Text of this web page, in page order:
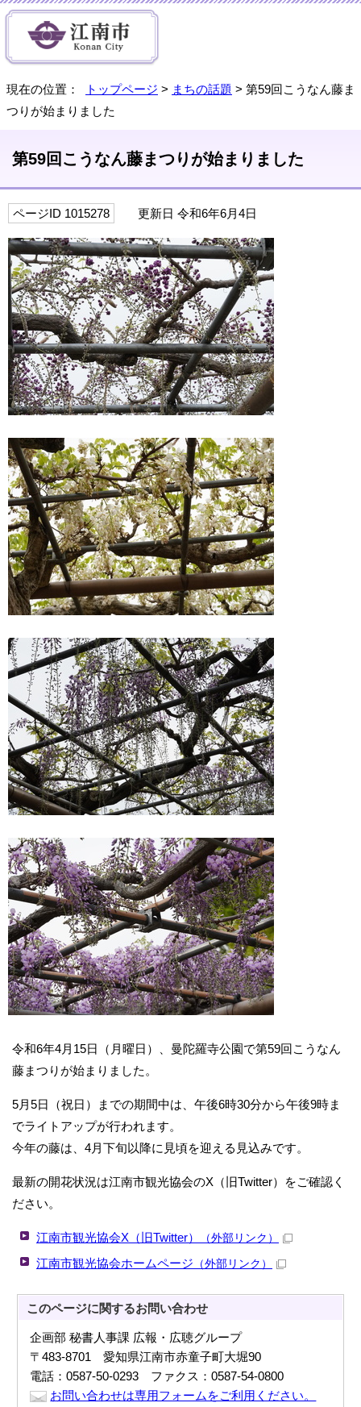
現在の位置： トップページ > まちの話題 > 第59回こうなん藤ま
つりが始まりました
第59回こうなん藤まつりが始まりました
ページID 1015278 更新日 令和6年6月4日
令和6年4月15日（月曜日）、曼陀羅寺公園で第59回こうなん
藤まつりが始まりました。
5月5日（祝日）までの期間中は、午後6時30分から午後9時ま
でライトアップが行われます。
今年の藤は、4月下旬以降に見頃を迎える見込みです。
最新の開花状況は江南市観光協会のX（旧Twitter）をご確認く
ださい。
江南市観光協会X（旧Twitter） （外部リンク）
江南市観光協会ホームページ （外部リンク）
このページに関するお問い合わせ
企画部 秘書人事課 広報・広聴グループ
〒483-8701 愛知県江南市赤童子町大堀90
電話：0587-50-0293 ファクス：0587-54-0800
お問い合わせは専用フォームをご利用ください。